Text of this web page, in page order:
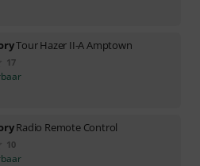
Tour Hazer II-A Amptown
17
Radio Remote Control
10